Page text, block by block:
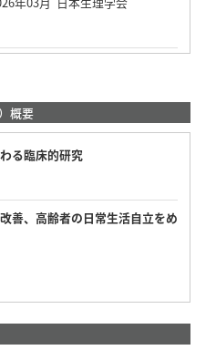
概要
る臨床的研究
善、高齢者の日常生活自立をめ